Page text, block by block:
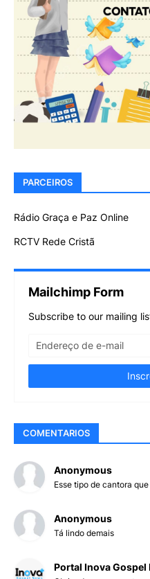
PARCEIROS
Rádio Graça e Paz Online
RCTV Rede Cristã
Mailchimp Form
Subscribe to our mailing
COMENTARIOS
Anonymous
Esse tipo de cantora
Anonymous
Tá lindo demais
Portal Inova Gospel